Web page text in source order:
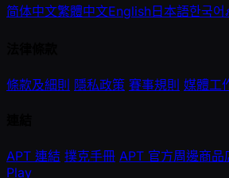
简体中文繁體中文English 日本語한국어
條款及細則 隱私政策 賽事規則 媒體工
APT 連結 撲克手冊 APT 官方周邊商品
Play